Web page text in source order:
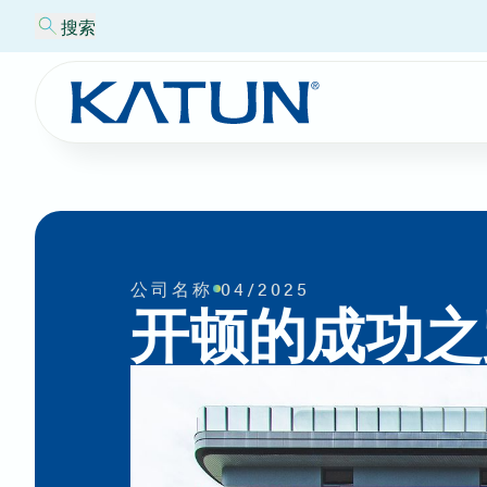
搜索
公司名称 04/2025
开顿的成功